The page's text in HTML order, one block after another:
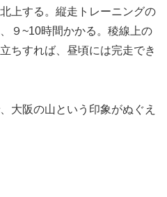
上する。縦走トレーニングの
９~10時間かかる。稜線上の
ちすれば、昼頃には完走でき
大阪の山という印象がぬぐえ